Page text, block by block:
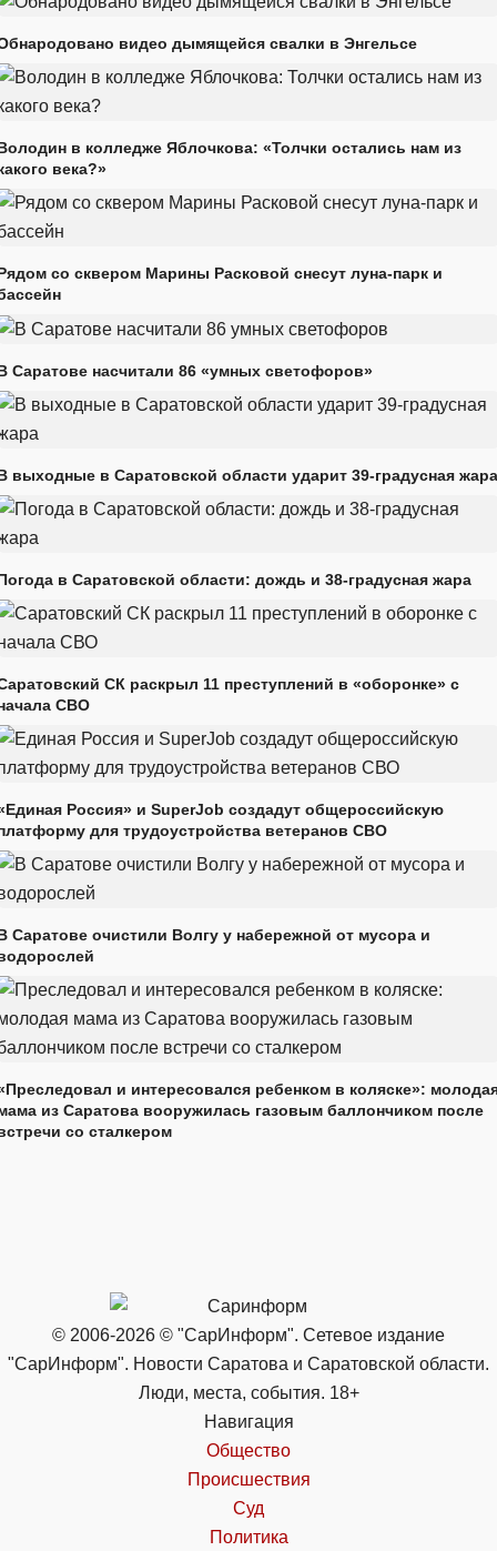
видео дымящейся свалки в Энгельсе
в колледже Яблочкова: «Толчки остались нам из
века?»
со сквером Марины Расковой снесут луна-парк и
Саратове насчитали 86 «умных светофоров»
выходные в Саратовской области ударит 39-градусная жара
в Саратовской области: дождь и 38-градусная жара
СК раскрыл 11 преступлений в «оборонке» с
СВО
Россия» и SuperJob создадут общероссийскую
для трудоустройства ветеранов СВО
Саратове очистили Волгу у набережной от мусора и
и интересовался ребенком в коляске»:
из Саратова вооружилась газовым баллончиком после
со сталкером
© 2006-2026 © "СарИнформ". Сетевое издание
"СарИнформ". Новости Саратова и Саратовской области.
Люди, места, события. 18+
Навигация
Общество
Происшествия
Суд
Политика